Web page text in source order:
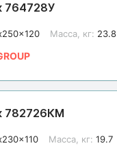
764728У
Масса, кг: 23.8
782726КМ
Масса, кг: 19.7